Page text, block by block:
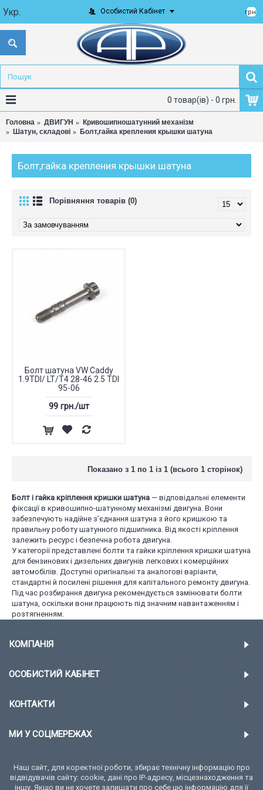
Укр. грн.
Особистий Кабінет
0 товар(ів) - 0 грн.
Головна ДВИГУН
Кривошипношатунний механізм
Шатун, складові
Болт,гайка крепления крышки шатуна
Болт,гайка крепления крышки шатуна
Болт і гайка кріплення кришки шатуна — відповідальні елементи
фіксації в кривошипно-шатунному механізмі двигуна. Вони
забезпечують надійне з’єднання шатуна з його кришкою та
правильну роботу шатунного підшипника. Від якості кріплення
залежить ресурс і безпечна робота двигуна.
У категорії представлені болти та гайки кріплення кришки шатуна
для бензинових і дизельних двигунів легкових і комерційних
автомобілів. Доступні оригінальні та аналогові варіанти,
стандартні й посилені рішення для капітального ремонту двигуна.
Під час розбирання двигуна рекомендується замінювати болти
шатуна, оскільки вони працюють під значним навантаженням і
розтягненням.
Порівняння товарів (0)
Болт шатуна VW Caddy
1.9TDI/ LT/T4 28-46 2.5 TDI
95-06
99 грн./шт
Показано з 1 по 1 із 1 (всього 1 сторінок)
КОМПАНІЯ
ОСОБИСТИЙ КАБІНЕТ
КОНТАКТИ
МИ У СОЦМЕРЕЖАХ
Наш сайт, для коректної роботи, збирає технічну інформацію про
відвідувачів сайту: cookie, дані про IP-адресу, місцезнаходження та
іншу. Якщо ви не хочете залишати про себе цю інформацію для її